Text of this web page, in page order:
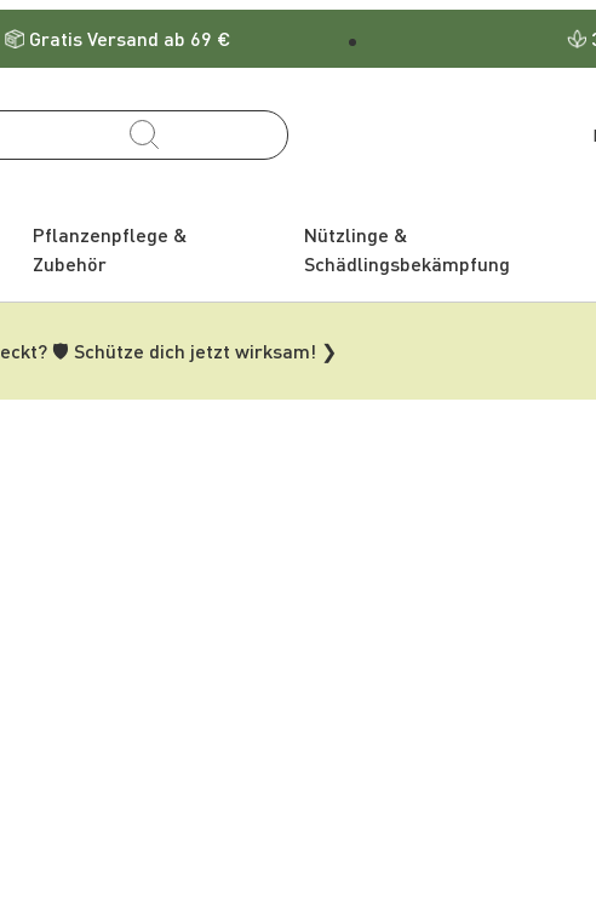
Gratis Versand ab 69 €
Pflanzenpflege &
Zubehör
Nützlinge &
Schädlingsbekämpfung
🛡️ Schütze dich jetzt wirksam! ❯